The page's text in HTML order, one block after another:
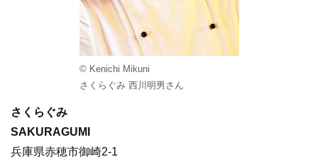
© Kenichi Mikuni
さくらぐみ 西川明男さん
さくらぐみ
SAKURAGUMI
兵庫県赤穂市御崎2-1